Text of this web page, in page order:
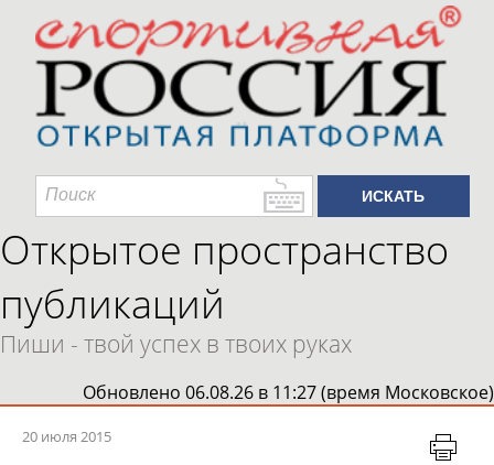
Открытое пространство
публикаций
Пиши - твой успех в твоих руках
Обновлено 06.08.26 в 11:27 (время Московское)
20 июля 2015